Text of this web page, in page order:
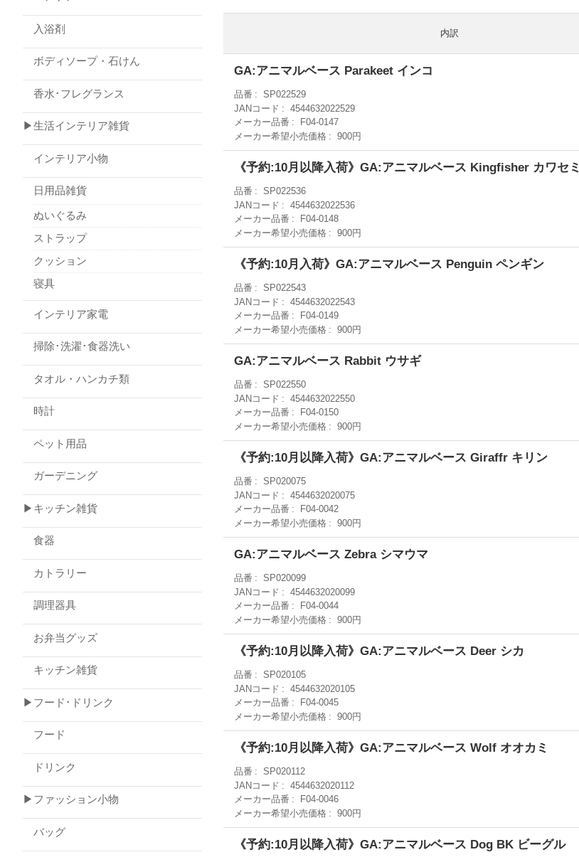
内訳
GA:アニマルベース Parakeet インコ
品番
SP022529
JANコード
4544632022529
メーカー品番
F04-0147
メーカー希望小売価格
900円
《予約:10月以降入荷》GA:アニマルベース Kingfisher カワセミ
品番
SP022536
JANコード
4544632022536
メーカー品番
F04-0148
メーカー希望小売価格
900円
《予約:10月入荷》GA:アニマルベース Penguin ペンギン
品番
SP022543
JANコード
4544632022543
メーカー品番
F04-0149
メーカー希望小売価格
900円
GA:アニマルベース Rabbit ウサギ
品番
SP022550
JANコード
4544632022550
メーカー品番
F04-0150
メーカー希望小売価格
900円
《予約:10月以降入荷》GA:アニマルベース Giraffr キリン
品番
SP020075
JANコード
4544632020075
メーカー品番
F04-0042
メーカー希望小売価格
900円
GA:アニマルベース Zebra シマウマ
品番
SP020099
JANコード
4544632020099
メーカー品番
F04-0044
メーカー希望小売価格
900円
《予約:10月以降入荷》GA:アニマルベース Deer シカ
品番
SP020105
JANコード
4544632020105
メーカー品番
F04-0045
メーカー希望小売価格
900円
《予約:10月以降入荷》GA:アニマルベース Wolf オオカミ
品番
SP020112
JANコード
4544632020112
メーカー品番
F04-0046
メーカー希望小売価格
900円
《予約:10月以降入荷》GA:アニマルベース Dog BK ビーグル
入浴剤
ボディソープ・石けん
香水･フレグランス
▶生活インテリア雑貨
インテリア小物
日用品雑貨
ぬいぐるみ
ストラップ
クッション
寝具
インテリア家電
掃除･洗濯･食器洗い
タオル・ハンカチ類
時計
ペット用品
ガーデニング
▶キッチン雑貨
食器
カトラリー
調理器具
お弁当グッズ
キッチン雑貨
▶フード･ドリンク
フード
ドリンク
▶ファッション小物
バッグ